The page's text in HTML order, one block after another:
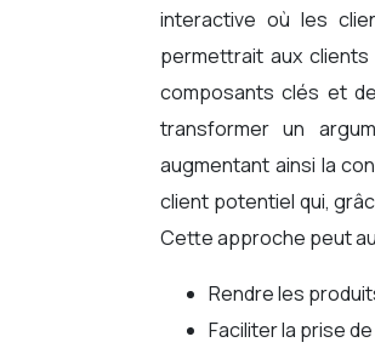
interactive où les
permettrait aux
composants clés et
transformer un
augmentant ainsi la
client potentiel qui,
Cette approche peut
Rendre les
Faciliter la prise